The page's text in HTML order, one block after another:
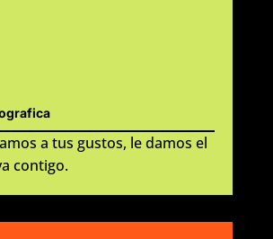
a tus gustos, le damos el
contigo.